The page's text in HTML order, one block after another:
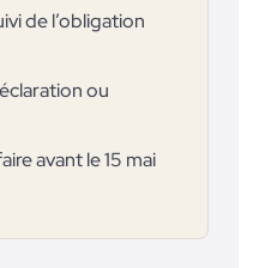
de l’obligation
ou
avant le 15 mai